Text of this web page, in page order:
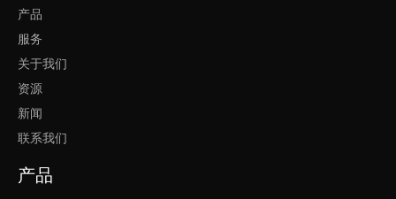
产品
服务
关于我们
资源
新闻
联系我们
产品